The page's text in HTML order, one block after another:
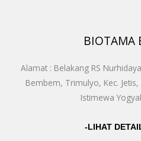
BIOTAMA
Alamat : Belakang RS
Bembem, Trimulyo, Kec.
Istimewa
-LIHAT